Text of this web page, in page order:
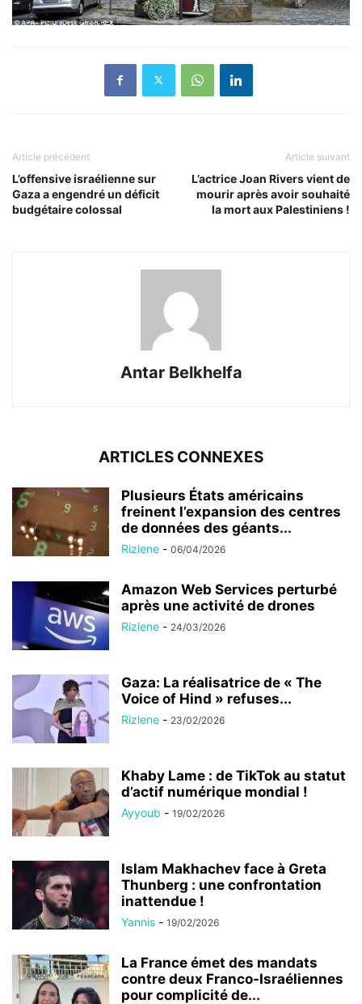
Article précédent
L’offensive israélienne sur
Gaza a engendré un déficit
budgétaire colossal
Article suivant
L’actrice Joan Rivers vient de
mourir après avoir souhaité
la mort aux Palestiniens !
Antar Belkhelfa
ARTICLES CONNEXES
Plusieurs États américains
freinent l’expansion des centres
de données des géants...
Rizlene - 06/04/2026
Amazon Web Services perturbé
après une activité de drones
Rizlene - 24/03/2026
Gaza: La réalisatrice de « The
Voice of Hind » refuses...
Rizlene - 23/02/2026
Khaby Lame : de TikTok au statut
d’actif numérique mondial !
Ayyoub - 19/02/2026
Islam Makhachev face à Greta
Thunberg : une confrontation
inattendue !
Yannis - 19/02/2026
La France émet des mandats
contre deux Franco-Israéliennes
pour complicité de...